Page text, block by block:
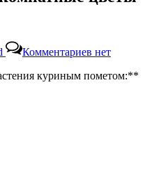
Комментариевзаписи
нет
куриным пометом:**